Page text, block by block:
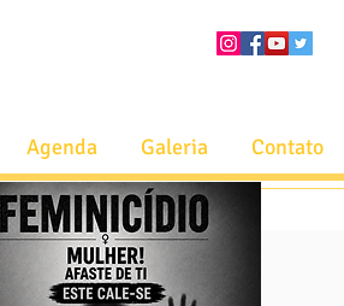
Agenda Galeria Contato